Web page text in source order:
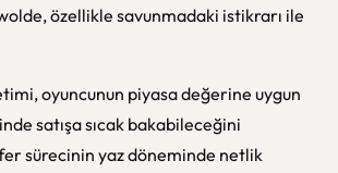
özellikle savunmadaki istikrarı ile
oyuncunun piyasa değerine uygun
satışa sıcak bakabileceğini
sürecinin yaz döneminde netlik